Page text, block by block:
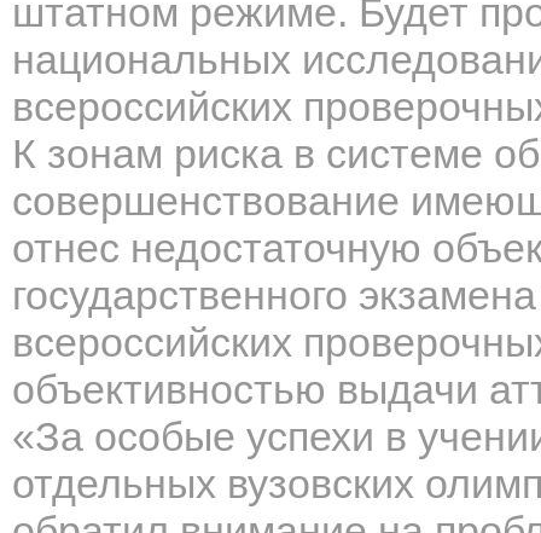
штатном режиме. Будет
национальных
всероссийских
К зонам риска в системе
совершенствование
отнес недостаточную
государственного
всероссийских
объективностью выдачи
«За особые успехи в
отдельных вузовских